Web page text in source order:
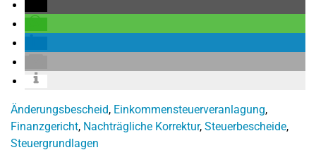
Änderungsbescheid, Einkommensteuerveranlagung,
Finanzgericht, Nachträgliche Korrektur, Steuerbescheide,
Steuergrundlagen